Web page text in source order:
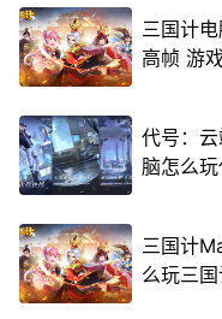
三国计
高帧 游
代号：
脑怎么
三国计
么玩三